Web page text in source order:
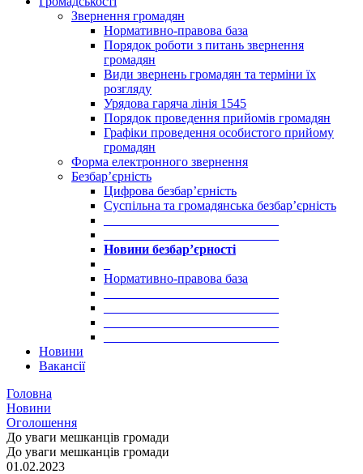
Звернення громадян
Нормативно-правова база
Порядок роботи з питань звернення
громадян
Види звернень громадян та терміни їх
розгляду
Урядова гаряча лінія 1545
Порядок проведення прийомів громадян
Графіки проведення особистого прийому
громадян
Форма електронного звернення
Безбар’єрність
Цифрова безбар’єрність
Суспільна та громадянська безбар’єрність
Новини безбар’єрності
Нормативно-правова база
Новини
Вакансії
Головна
Новини
Оголошення
До уваги мешканців громади
До уваги мешканців громади
01.02.2023